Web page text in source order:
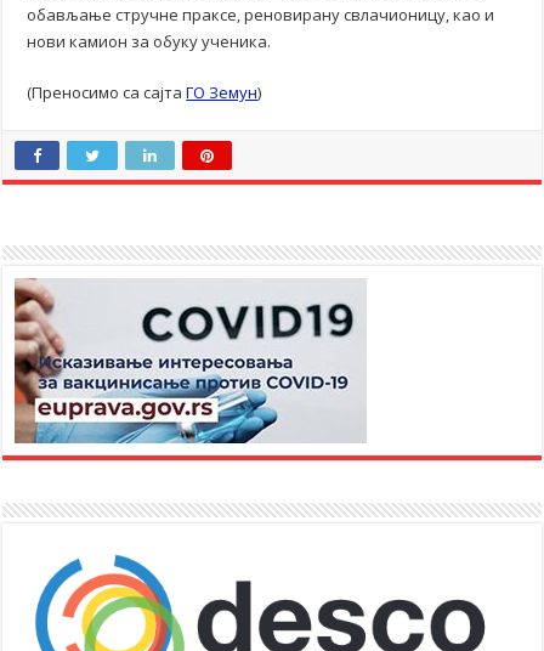
обављање стручне праксе, реновирану свлачионицу, као и
нови камион за обуку ученика.
(Преносимо са сајтаГО Земун)